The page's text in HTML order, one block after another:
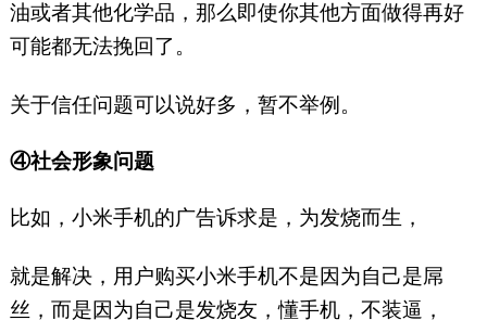
油或者其他化学品，那么即使你其他方面做得再好
可能都无法挽回了。
关于信任问题可以说好多，暂不举例。
④社会形象问题
比如，小米手机的广告诉求是，为发烧而生，
就是解决，用户购买小米手机不是因为自己是屌
丝，而是因为自己是发烧友，懂手机，不装逼，